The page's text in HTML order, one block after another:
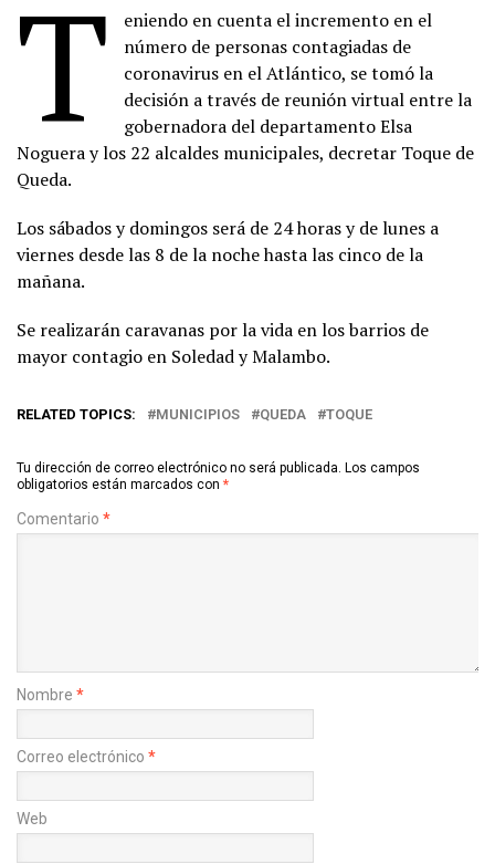
T
eniendo en cuenta el incremento en el
número de personas contagiadas de
coronavirus en el Atlántico, se tomó la
decisión a través de reunión virtual entre la
gobernadora del departamento Elsa
Noguera y los 22 alcaldes municipales, decretar Toque de
Queda.
Los sábados y domingos será de 24 horas y de lunes a
viernes desde las 8 de la noche hasta las cinco de la
mañana.
Se realizarán caravanas por la vida en los barrios de
mayor contagio en Soledad y Malambo.
RELATED TOPICS: MUNICIPIOS QUEDA TOQUE
Tu dirección de correo electrónico no será publicada. Los campos
obligatorios están marcados con *
Comentario *
Nombre *
Correo electrónico *
Web